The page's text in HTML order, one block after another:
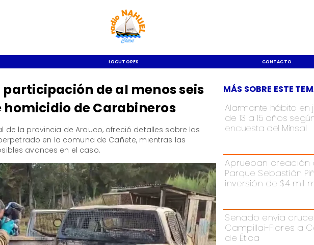
LOCUTORES CONTACTO
Alarmante hábito en
de 13 a 15 años
encuesta del Minsal
Aprueban creación
Parque Sebastián
inversión de $4 mil
Senado envía cruce
Campillai-Flores a
de Ética
MÁS SOBRE ESTE
de al menos seis
de Carabineros
de la provincia de Arauco, ofreció detalles sobre las
en la comuna de Cañete, mientras las
avances en el caso.